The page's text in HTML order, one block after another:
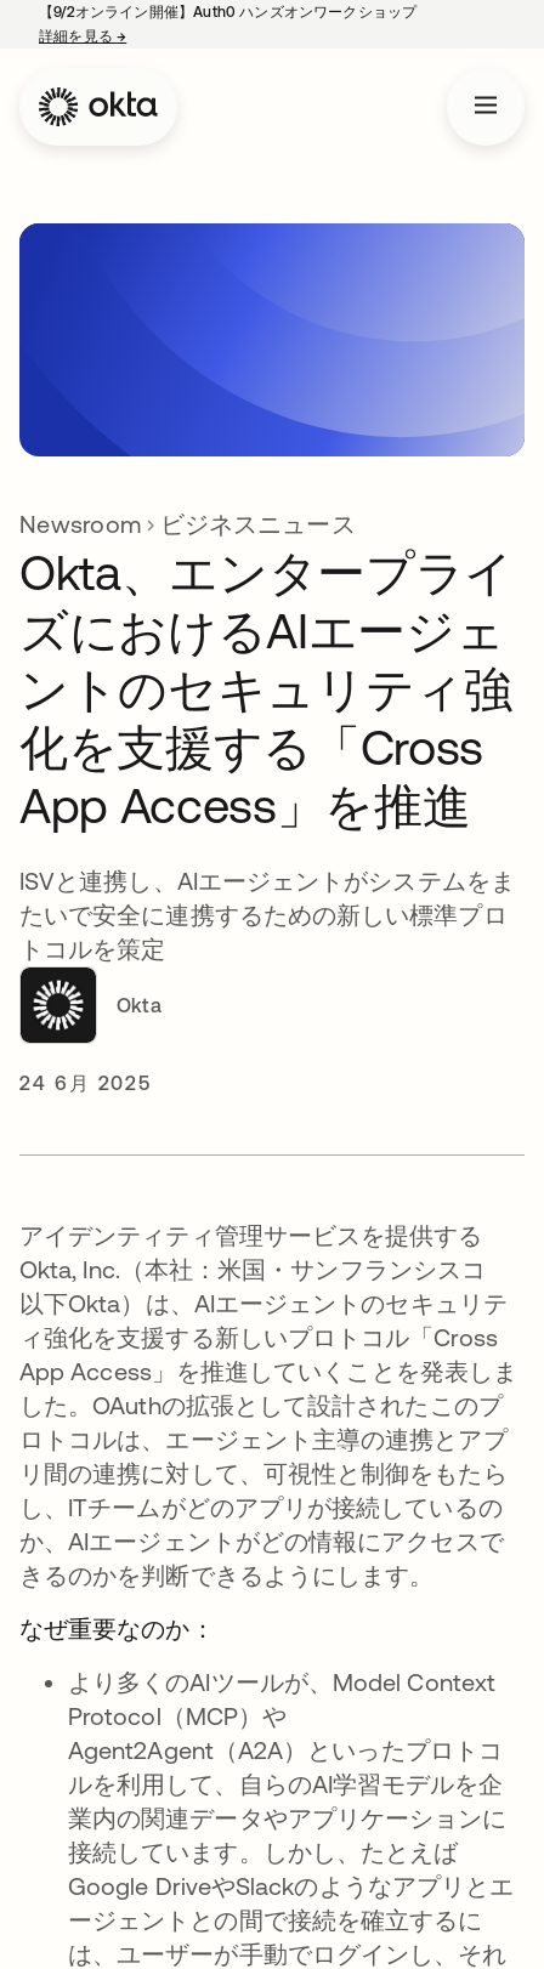
【9/2オンライン開催】Auth0 ハンズオンワークショップ
詳細を見る→
Newsroom ビジネスニュース
Okta、エンタープライ
ズにおけるAIエージェ
ントのセキュリティ強
化を支援する「Cross
App Access」を推進
ISVと連携し、AIエージェントがシステムをま
たいで安全に連携するための新しい標準プロ
トコルを策定
Okta
24 6月 2025
アイデンティティ管理サービスを提供する
Okta, Inc.（本社：米国・サンフランシスコ
以下Okta）は、AIエージェントのセキュリテ
ィ強化を支援する新しいプロトコル「Cross
App Access」を推進していくことを発表しま
した。OAuthの拡張として設計されたこのプ
ロトコルは、エージェント主導の連携とアプ
リ間の連携に対して、可視性と制御をもたら
し、ITチームがどのアプリが接続しているの
か、AIエージェントがどの情報にアクセスで
きるのかを判断できるようにします。
なぜ重要なのか：
より多くのAIツールが、Model Context
Protocol（MCP）や
Agent2Agent（A2A）といったプロトコ
ルを利用して、自らのAI学習モデルを企
業内の関連データやアプリケーションに
接続しています。しかし、たとえば
Google DriveやSlackのようなアプリとエ
ージェントとの間で接続を確立するに
は、ユーザーが手動でログインし、それ